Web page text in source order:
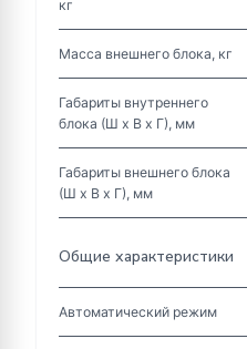
кг
Масса внешнего блока, кг
Габариты внутреннего
блока (Ш х В х Г), мм
Габариты внешнего блока
(Ш х В х Г), мм
Общие характеристики
Автоматический режим